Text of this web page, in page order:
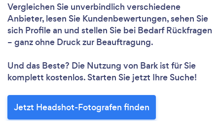
Vergleichen Sie unverbindlich verschiedene
Anbieter, lesen Sie Kundenbewertungen, sehen Sie
sich Profile an und stellen Sie bei Bedarf Rückfragen
– ganz ohne Druck zur Beauftragung.
Und das Beste? Die Nutzung von Bark ist für Sie
komplett kostenlos. Starten Sie jetzt Ihre Suche!
Jetzt Headshot-Fotografen finden